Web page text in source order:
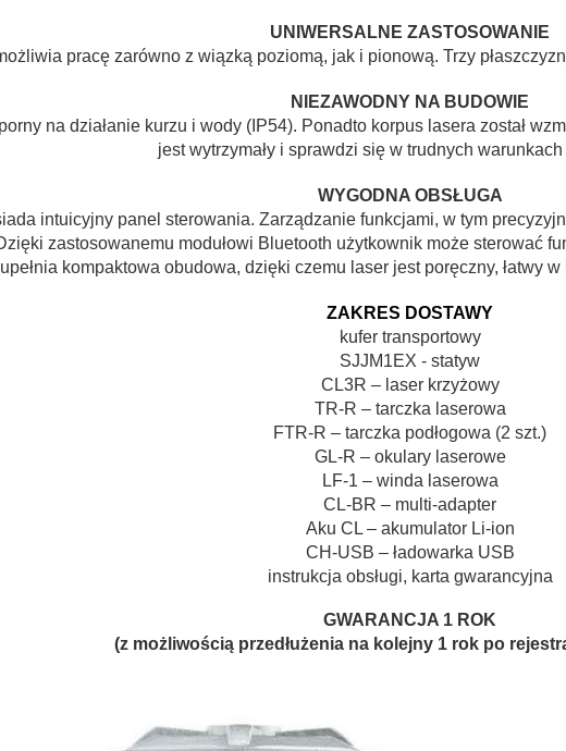
UNIWERSALNE ZASTOSOWANIE
pracę zarówno z wiązką poziomą, jak i pionową. Trzy
NIEZAWODNY NA BUDOWIE
na działanie kurzu i wody (IP54). Ponadto korpus lasera został
jest wytrzymały i sprawdzi się w trudnych
WYGODNA OBSŁUGA
intuicyjny panel sterowania. Zarządzanie funkcjami, w tym
zastosowanemu modułowi Bluetooth użytkownik może sterować
kompaktowa obudowa, dzięki czemu laser jest poręczny, łatwy
ZAKRES DOSTAWY
kufer transportowy
SJJM1EX - statyw
CL3R – laser krzyżowy
TR-R – tarczka laserowa
FTR-R – tarczka podłogowa (2 szt.)
GL-R – okulary laserowe
LF-1 – winda laserowa
CL-BR – multi-adapter
Aku CL – akumulator Li-ion
CH-USB – ładowarka USB
instrukcja obsługi, karta gwarancyjna
GWARANCJA 1 ROK
(z możliwością przedłużenia na kolejny 1 rok po